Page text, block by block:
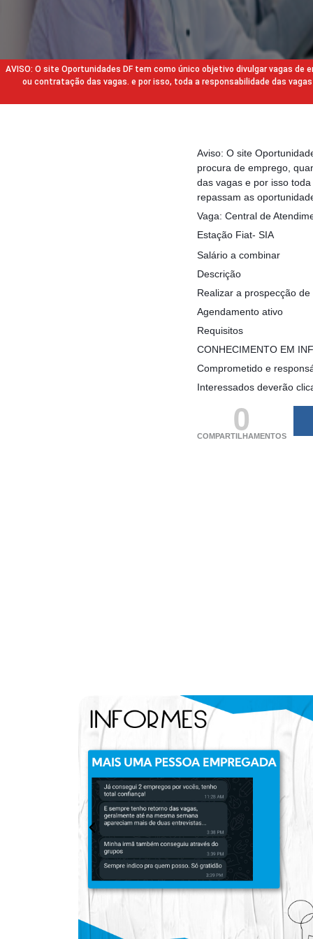
AVISO: O site Oportunidades DF tem como único objetivo divulgar vagas
ou contratação das vagas. e por isso, toda a responsabilidade das
Aviso: O site
procura de emprego,
das vagas e por isso
repassam as
Vaga: Central de
Estação Fiat- SIA
Salário a combinar
Descrição
Realizar a prospecção de
Agendamento ativo
Requisitos
CONHECIMENTO EM
Comprometido e
Interessados deverão
0
COMPARTILHAMENTOS